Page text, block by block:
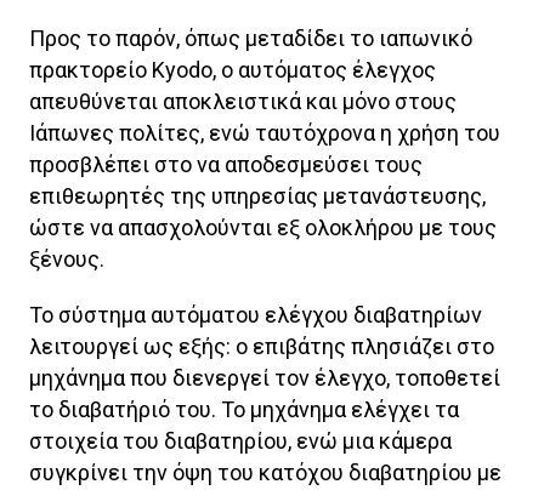
Προς το παρόν, όπως μεταδίδει το ιαπωνικό
πρακτορείο Kyodo, ο αυτόματος έλεγχος
απευθύνεται αποκλειστικά και μόνο στους
Ιάπωνες πολίτες, ενώ ταυτόχρονα η χρήση του
προσβλέπει στο να αποδεσμεύσει τους
επιθεωρητές της υπηρεσίας μετανάστευσης,
ώστε να απασχολούνται εξ ολοκλήρου με τους
ξένους.
Το σύστημα αυτόματου ελέγχου διαβατηρίων
λειτουργεί ως εξής: ο επιβάτης πλησιάζει στο
μηχάνημα που διενεργεί τον έλεγχο, τοποθετεί
το διαβατήριό του. Το μηχάνημα ελέγχει τα
στοιχεία του διαβατηρίου, ενώ μια κάμερα
συγκρίνει την όψη του κατόχου διαβατηρίου με